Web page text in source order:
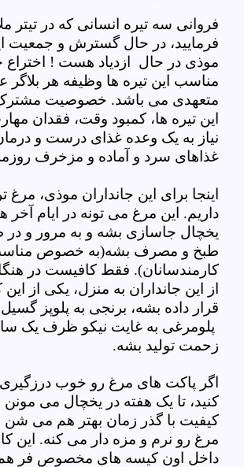
فروانی سه تیره انسانی که در تیتر
فرمایید، در حال گسترش و جمعیت
موذی در حال ازدیاد هست ! اختراع
مناسب این تیره ها وظیفه هر بلاگر
متعهدی می باشد. خصوصیت مشترک
این تیره ها، کمبود وقت، فقدان
نیاز به یک وعده غذای درست و درمان
غذاهای سرد و آماده و مزخرف
اینجا برای این جانداران موذی،
داریم. این مرغ می تونه در ایام آخر
یخچال جاسازی بشه و به مرور و
طبخ و مصرف بشه(به خصوص
کارمندسانان). فقط کافیست در
از این جانداران به منزل، یکی از
قرار داده بشه، برنجی به پلوپز
پلومرغی به غایت نیکو ظرف یک
زحمت تولید بشه.
اگر پاکت های مرغ رو خوب
کنید، تا یک هفته در یخچال می
کیفیت با گذر زمان بهتر هم می شن
مرغ رو نرم و مزه دار می کنه. این
داخل اون کیسه های مخصوص فر هم